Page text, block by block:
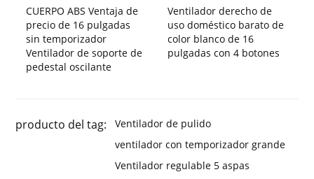
CUERPO ABS Ventaja de
precio de 16 pulgadas
sin temporizador
Ventilador de soporte de
pedestal oscilante
Ventilador derecho de
uso doméstico barato de
color blanco de 16
pulgadas con 4 botones
producto del tag:
Ventilador de pulido
ventilador con temporizador grande
Ventilador regulable 5 aspas